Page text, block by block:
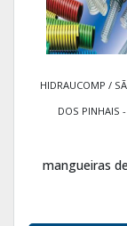
HIDRAUCOMP /
DOS PINHAIS -
mangueiras